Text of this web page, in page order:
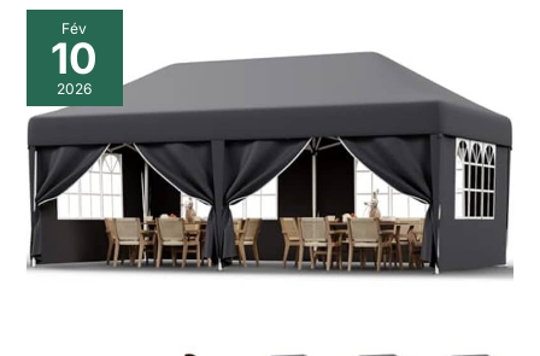
Fév
10
2026
Test
:
tonnelle
pliable
JUMMICO
et
réglable